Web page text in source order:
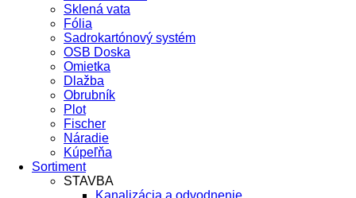
Sklená vata
Fólia
Sadrokartónový systém
OSB Doska
Omietka
Dlažba
Obrubník
Plot
Fischer
Náradie
Kúpeľňa
Sortiment
STAVBA
Kanalizácia a odvodnenie